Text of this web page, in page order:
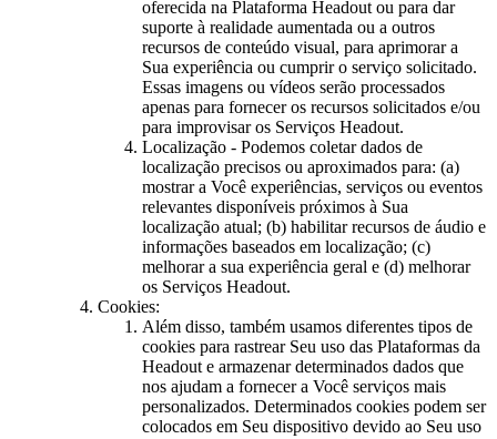
oferecida na Plataforma Headout ou para dar
suporte à realidade aumentada ou a outros
recursos de conteúdo visual, para aprimorar a
Sua experiência ou cumprir o serviço solicitado.
Essas imagens ou vídeos serão processados
apenas para fornecer os recursos solicitados e/ou
para improvisar os Serviços Headout.
Localização - Podemos coletar dados de
localização precisos ou aproximados para: (a)
mostrar a Você experiências, serviços ou eventos
relevantes disponíveis próximos à Sua
localização atual; (b) habilitar recursos de áudio e
informações baseados em localização; (c)
melhorar a sua experiência geral e (d) melhorar
os Serviços Headout.
Cookies:
Além disso, também usamos diferentes tipos de
cookies para rastrear Seu uso das Plataformas da
Headout e armazenar determinados dados que
nos ajudam a fornecer a Você serviços mais
personalizados. Determinados cookies podem ser
colocados em Seu dispositivo devido ao Seu uso